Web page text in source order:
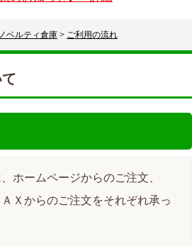
ベルティ倉庫 > ご利用の流れ
ホームページからのご注文、
Ｘからのご注文をそれぞれ承っ